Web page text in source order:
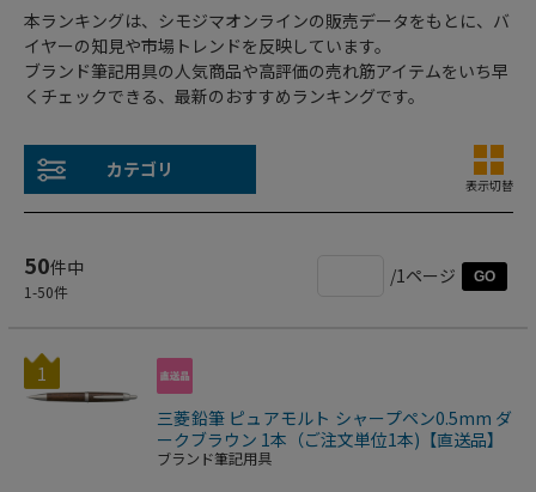
本ランキングは、シモジマオンラインの販売データをもとに、バ
イヤーの知見や市場トレンドを反映しています。
ブランド筆記用具の人気商品や高評価の売れ筋アイテムをいち早
くチェックできる、最新のおすすめランキングです。
カテゴリ
表示切替
50件中
1-50件
/1ページ GO
1
三菱鉛筆 ピュアモルト シャープペン0.5mm ダ
ークブラウン 1本（ご注文単位1本)【直送品】
ブランド筆記用具